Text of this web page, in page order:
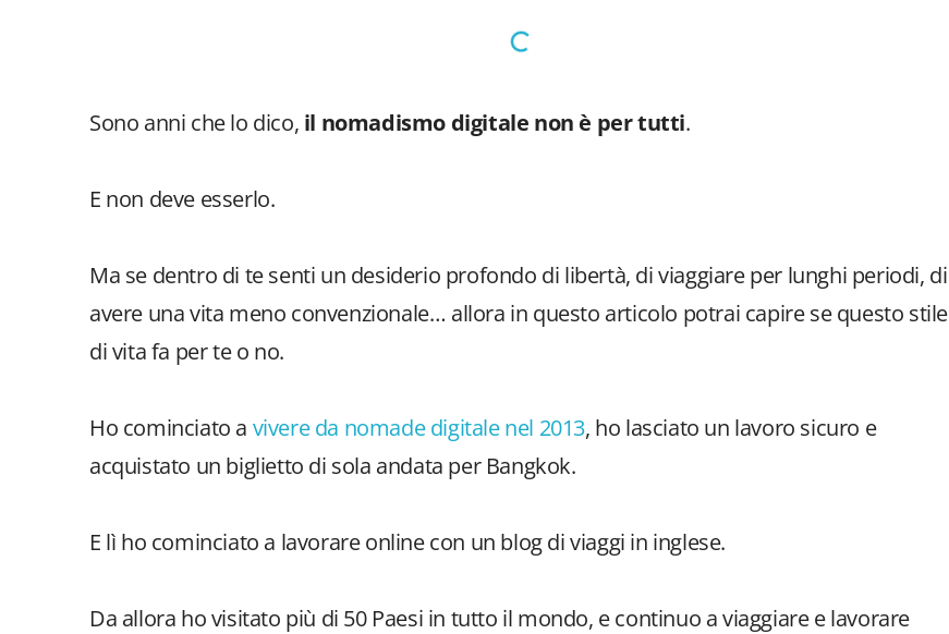
Sono anni che lo dico, il nomadismo digitale non è per tutti.
E non deve esserlo.
Ma se dentro di te senti un desiderio profondo di libertà, di viaggiare per lunghi periodi, di
avere una vita meno convenzionale… allora in questo articolo potrai capire se questo stile
di vita fa per te o no.
Ho cominciato a vivere da nomade digitale nel 2013, ho lasciato un lavoro sicuro e
acquistato un biglietto di sola andata per Bangkok.
E lì ho cominciato a lavorare online con un blog di viaggi in inglese.
Da allora ho visitato più di 50 Paesi in tutto il mondo, e continuo a viaggiare e lavorare